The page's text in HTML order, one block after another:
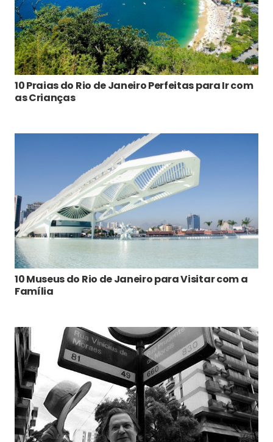
10 Praias do Rio de Janeiro Perfeitas para Ir com
as Crianças
10 Museus do Rio de Janeiro para Visitar com a
Família